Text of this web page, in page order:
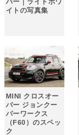
イトの写真集
MINI クロスオー
バー ジョンクー
パーワークス
（F60）のスペッ
ク